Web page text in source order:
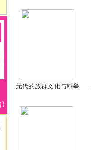
元代的族群文化与科举